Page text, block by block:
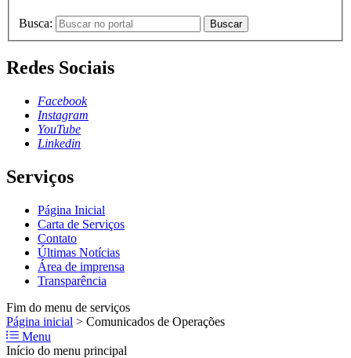
Busca: Buscar
Redes Sociais
Facebook
Instagram
YouTube
Linkedin
Serviços
Página Inicial
Carta de Serviços
Contato
Últimas Notícias
Área de imprensa
Transparência
Fim do menu de serviços
Página inicial > Comunicados de Operações
Menu
Início do menu principal